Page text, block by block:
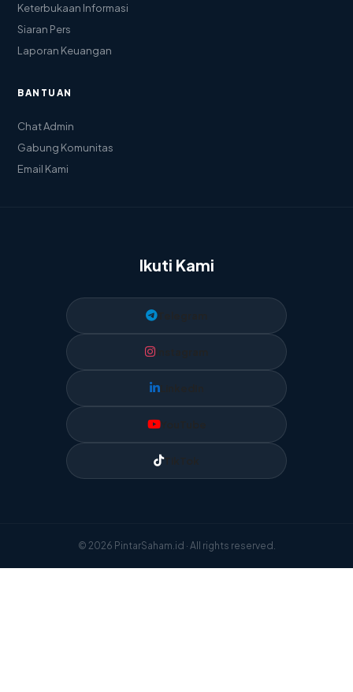
Keterbukaan Informasi
Siaran Pers
Laporan Keuangan
BANTUAN
Chat Admin
Gabung Komunitas
Email Kami
Ikuti Kami
LinkedIn
YouTube
TikTok
© 2026 PintarSaham.id · All rights reserved.